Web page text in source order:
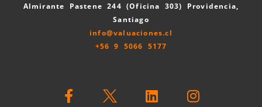
Almirante Pastene 244 (Oficina 303) Providencia,
Santiago
info@valuaciones.cl
+56 9 5066 5177
a i n